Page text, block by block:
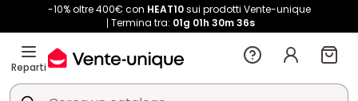
-10% oltre 400€ con HEAT10sui prodotti Vente-unique
Termina tra: 01g 01h 30m 36s
Reparti